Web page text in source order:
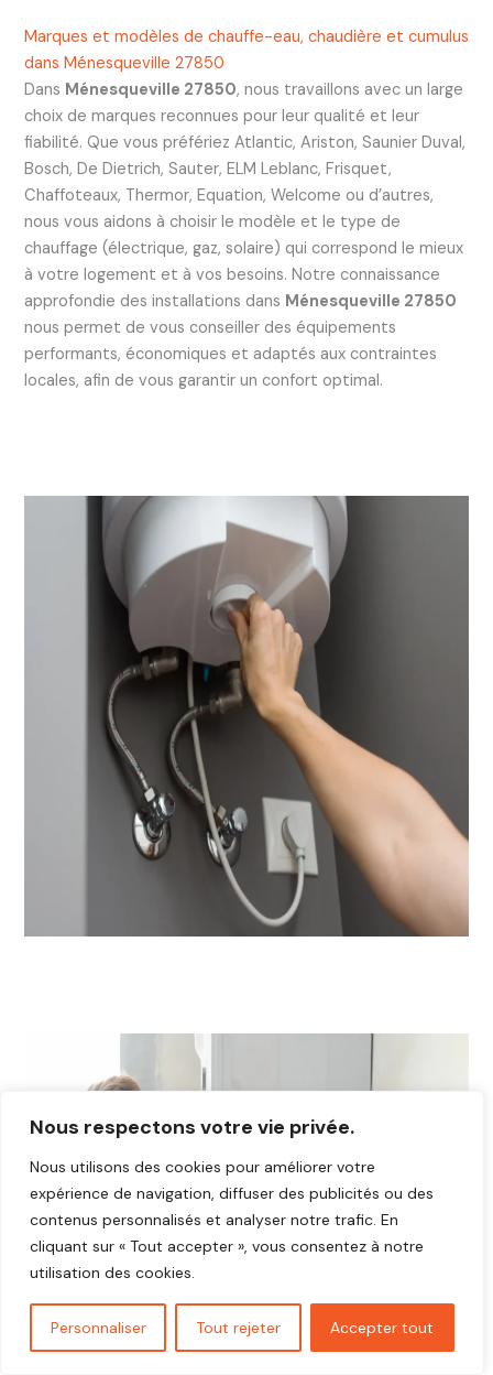
Nous respectons votre vie privée.
Nous utilisons des cookies pour améliorer votre
expérience de navigation, diffuser des publicités ou des
contenus personnalisés et analyser notre trafic. En
cliquant sur « Tout accepter », vous consentez à notre
utilisation des cookies.
Personnaliser Tout rejeter Accepter tout
Marques et modèles de chauffe-eau, chaudière et cumulus
dans Ménesqueville 27850
Dans Ménesqueville 27850, nous travaillons avec un large
choix de marques reconnues pour leur qualité et leur
fiabilité. Que vous préfériez Atlantic, Ariston, Saunier Duval,
Bosch, De Dietrich, Sauter, ELM Leblanc, Frisquet,
Chaffoteaux, Thermor, Equation, Welcome ou d’autres,
nous vous aidons à choisir le modèle et le type de
chauffage (électrique, gaz, solaire) qui correspond le mieux
à votre logement et à vos besoins. Notre connaissance
approfondie des installations dans Ménesqueville 27850
nous permet de vous conseiller des équipements
performants, économiques et adaptés aux contraintes
locales, afin de vous garantir un confort optimal.